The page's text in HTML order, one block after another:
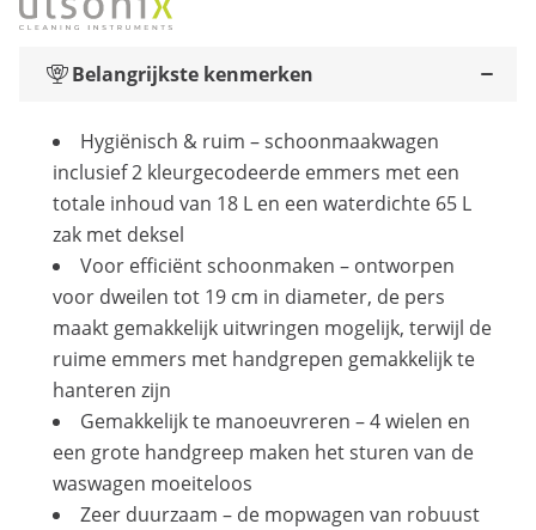
Belangrijkste kenmerken
Hygiënisch & ruim – schoonmaakwagen
inclusief 2 kleurgecodeerde emmers met een
totale inhoud van 18 L en een waterdichte 65 L
zak met deksel
Voor efficiënt schoonmaken – ontworpen
voor dweilen tot 19 cm in diameter, de pers
maakt gemakkelijk uitwringen mogelijk, terwijl de
ruime emmers met handgrepen gemakkelijk te
hanteren zijn
Gemakkelijk te manoeuvreren – 4 wielen en
een grote handgreep maken het sturen van de
waswagen moeiteloos
Zeer duurzaam – de mopwagen van robuust